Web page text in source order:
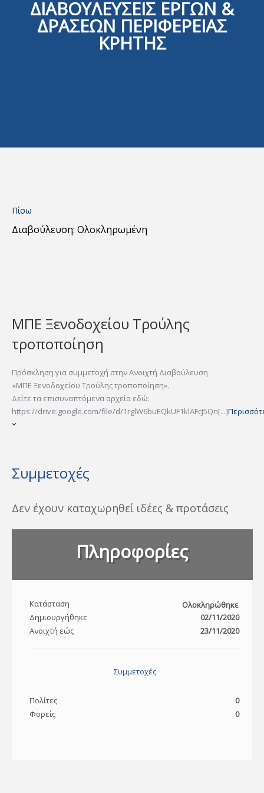
ΔΙΑΒΟΥΛΕΥΣΕΙΣ ΕΡΓΩΝ &
ΔΡΑΣΕΩΝ ΠΕΡΙΦΕΡΕΙΑΣ
ΚΡΗΤΗΣ
Πίσω
Διαβούλευση: Ολοκληρωμένη
ΜΠΕ Ξενοδοχείου Τρούλης
τροποποίηση
Πρόσκληση για συμμετοχή στην Ανοιχτή Διαβούλευση
«ΜΠΕ Ξενοδοχείου Τρούλης τροποποίηση».
Δείτε τα επισυναπτόμενα αρχεία εδώ:
https://drive.google.com/file/d/1rglW6buEQkUF1klAFcJ5Qn[...]
Συμμετοχές
Δεν έχουν καταχωρηθεί ιδέες & προτάσεις
Πληροφορίες
Κατάσταση
Ολοκληρώθηκε
Δημιουργήθηκε
02/11/2020
Ανοιχτή εώς
23/11/2020
Συμμετοχές
Πολίτες
0
Φορείς
0